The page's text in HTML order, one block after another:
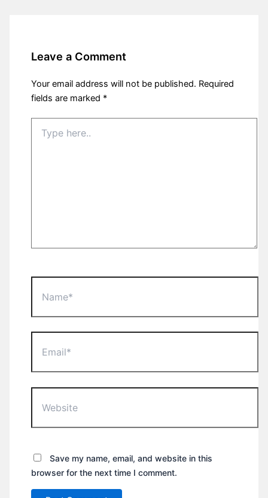
Leave a Comment
Your email address will not be published. Required
fields are marked *
here..
Save my name, email, and website in this
browser for the next time I comment.